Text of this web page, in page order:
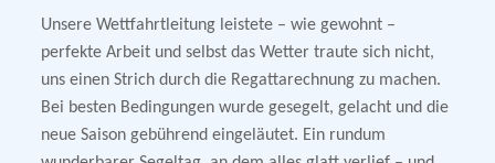
Unsere Wettfahrtleitung leistete – wie gewohnt –
perfekte Arbeit und selbst das Wetter traute sich nicht,
uns einen Strich durch die Regattarechnung zu machen.
Bei besten Bedingungen wurde gesegelt, gelacht und die
neue Saison gebührend eingeläutet. Ein rundum